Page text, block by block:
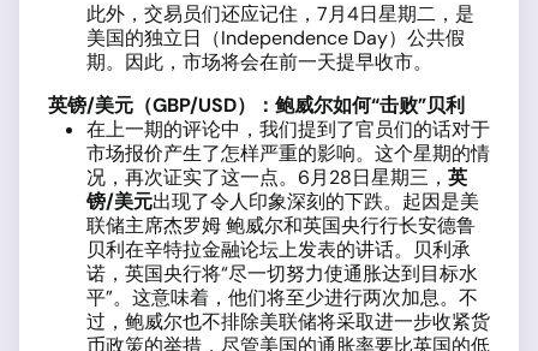
此外，交易员们还应记住，7月4日星期二，是
美国的独立日（Independence Day）公共假
期。因此，市场将会在前一天提早收市。
英镑/美元（GBP/USD）：鲍威尔如何“击败”贝利
在上一期的评论中，我们提到了官员们的话对于
市场报价产生了怎样严重的影响。这个星期的情
况，再次证实了这一点。6月28日星期三， 英
镑/美元出现了令人印象深刻的下跌。起因是美
联储主席杰罗姆 鲍威尔和英国央行行长安德鲁
贝利在辛特拉金融论坛上发表的讲话。贝利承
诺，英国央行将“尽一切努力使通胀达到目标水
平”。这意味着，他们将至少进行两次加息。不
过，鲍威尔也不排除美联储将采取进一步收紧货
币政策的举措，尽管美国的通胀率要比英国的低